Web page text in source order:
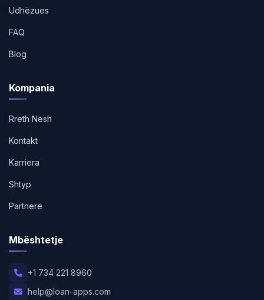
Udhëzues
FAQ
Blog
Kompania
Rreth Nesh
Kontakt
Karriera
Shtyp
Partnerë
Mbështetje
+1 734 221 8960
help@loan-apps.com